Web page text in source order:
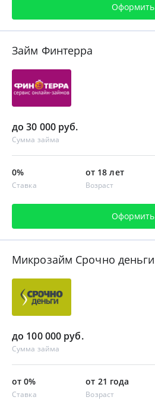
Оформить
Займ Финтерра
до 30 000 руб.
Сумма займа
0%
Ставка
от 18 лет
Возраст
Оформить
Микрозайм Срочно деньги
до 100 000 руб.
Сумма займа
от 0%
Ставка
от 21 года
Возраст